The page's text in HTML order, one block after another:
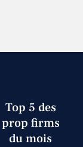
Top 5 des
prop firms
du mois